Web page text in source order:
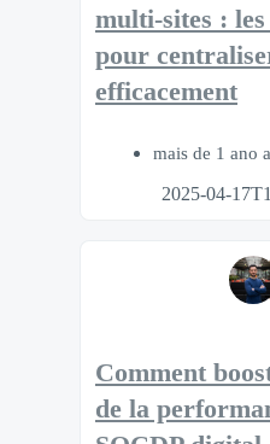
multi-sites : les
pour
efficacement
mais de 1 ano
2025-04-
Comment
de la